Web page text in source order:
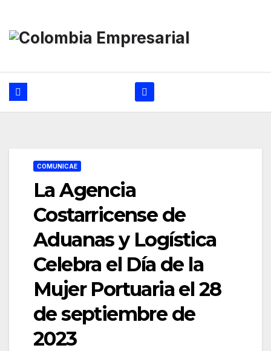
contenido
COMUNICAE
La Agencia
Costarricense de
Aduanas y Logística
Celebra el Día de la
Mujer Portuaria el 28
de septiembre de
2023